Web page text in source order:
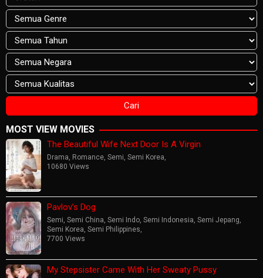
MOST VIEW MOVIES
The Beautiful Wife Next Door Is A Virgin
Drama, Romance, Semi, Semi Korea,
10680 Views
Pavlov’s Dog
Semi, Semi China, Semi Indo, Semi Indonesia, Semi Jepang,
Semi Korea, Semi Philippines,
7700 Views
My Stepsister Came With Her Sweaty Pussy